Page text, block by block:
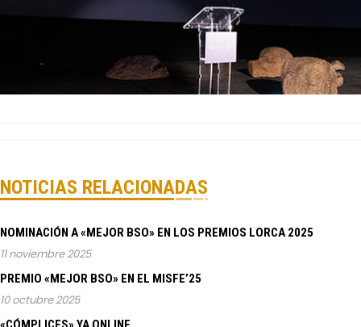
NOTICIAS RELACIONADAS
NOMINACIÓN A «MEJOR BSO» EN LOS PREMIOS LORCA 2025
11 noviembre 2025
PREMIO «MEJOR BSO» EN EL MISFE’25
10 octubre 2025